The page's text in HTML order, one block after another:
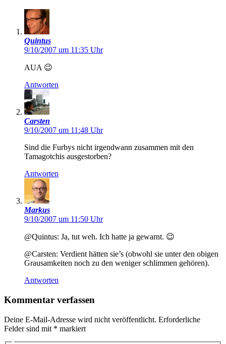
Quintus
9/10/2007 um 11:35 Uhr
AUA 😉
Antworten
Carsten
9/10/2007 um 11:48 Uhr
Sind die Furbys nicht irgendwann zusammen mit den
Tamagotchis ausgestorben?
Antworten
Markus
9/10/2007 um 11:50 Uhr
@Quintus: Ja, tut weh. Ich hatte ja gewarnt. 😉
@Carsten: Verdient hätten sie’s (obwohl sie unter den obigen
Grausamkeiten noch zu den weniger schlimmen gehören).
Antworten
Kommentar verfassen
Deine E-Mail-Adresse wird nicht veröffentlicht. Erforderliche
Felder sind mit * markiert